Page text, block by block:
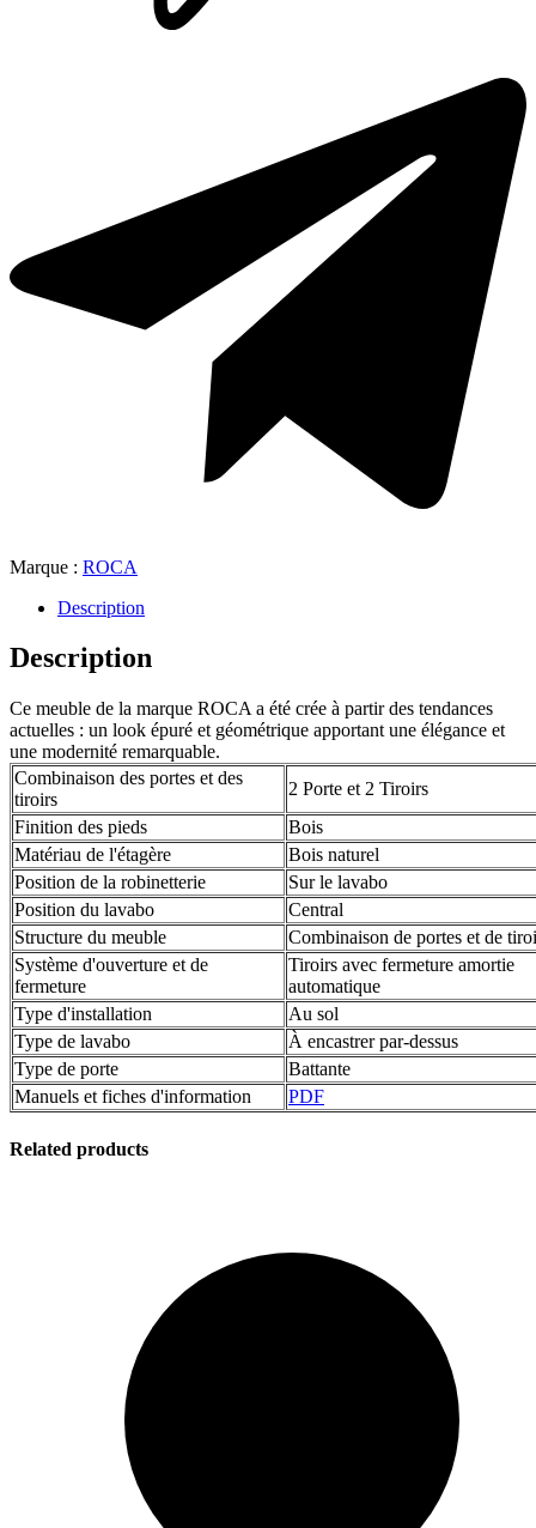
Marque : ROCA
Description
Description
Ce meuble de la marque ROCA a été crée à partir des tendances
actuelles : un look épuré et géométrique apportant une élégance et
une modernité remarquable.
Combinaison des portes et des
tiroirs
2 Porte et 2 Tiroirs
Finition des pieds
Bois
Matériau de l'étagère
Bois naturel
Position de la robinetterie
Sur le lavabo
Position du lavabo
Central
Structure du meuble
Combinaison de portes et de
Système d'ouverture et de
fermeture
Tiroirs avec fermeture amortie
automatique
Type d'installation
Au sol
Type de lavabo
À encastrer par-dessus
Type de porte
Battante
Manuels et fiches d'information
PDF
Related products